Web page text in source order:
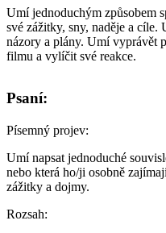
Umí jednoduchým způsobem
své zážitky, sny, naděje a
názory a plány. Umí vyprávět
filmu a vylíčit své reakce.
Psaní:
Písemný projev:
Umí napsat jednoduché
nebo která ho/ji osobně
zážitky a dojmy.
Rozsah: